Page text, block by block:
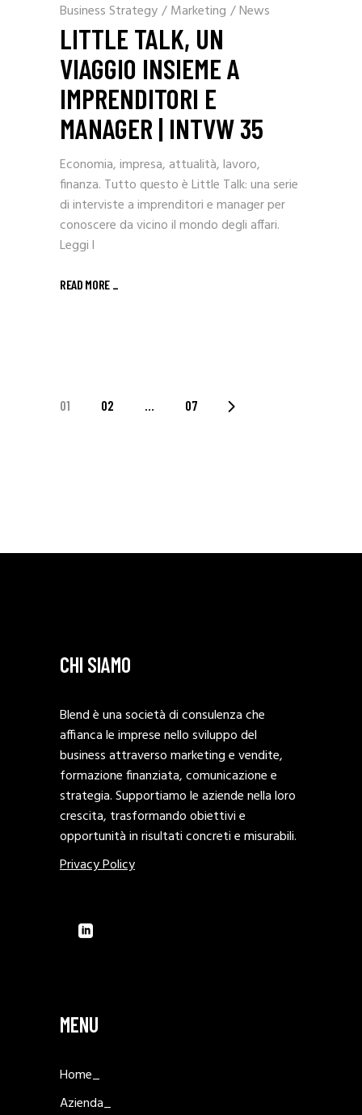
Business Strategy/ Marketing /News
LITTLE TALK, UN
VIAGGIO INSIEME A
IMPRENDITORI E
MANAGER | INTVW 35
Economia, impresa, attualità, lavoro,
finanza. Tutto questo è Little Talk: una serie
di interviste a imprenditori e manager per
conoscere da vicino il mondo degli affari.
Leggi l
READ MORE _
PAGINAZIONE
01 02 … 07
CHI SIAMO
Blend è una società di consulenza che
affianca le imprese nello sviluppo del
business attraverso marketing e vendite,
formazione finanziata, comunicazione e
strategia. Supportiamo le aziende nella loro
crescita, trasformando obiettivi e
opportunità in risultati concreti e misurabili.
Privacy Policy
MENU
Home_
Azienda_